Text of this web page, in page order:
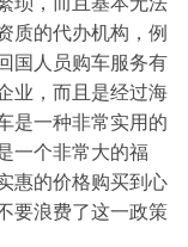
质的代办机构，例
国人员购车服务有
业，而且是经过海
是一种非常实用的
一个非常大的福
惠的价格购买到心
要浪费了这一政策